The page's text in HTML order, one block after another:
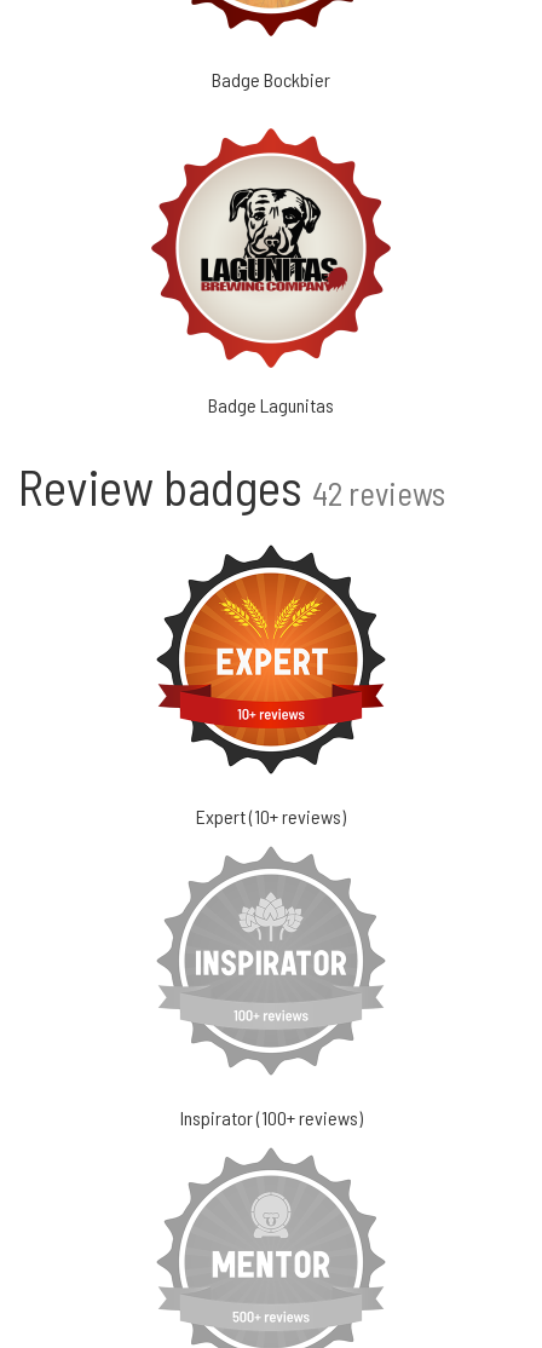
Badge Bockbier
Badge Lagunitas
Review badges 42 reviews
Expert (10+ reviews)
Inspirator (100+ reviews)